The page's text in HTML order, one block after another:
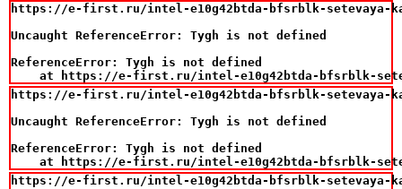
https://e-first.ru/intel-e10g42btda-bfsrblk-setevaya-
Uncaught ReferenceError: Tygh is not defined
ReferenceError: Tygh is not defined
at https://e-first.ru/intel-e10g42btda-bfsrblk-
https://e-first.ru/intel-e10g42btda-bfsrblk-setevaya-
Uncaught ReferenceError: Tygh is not defined
ReferenceError: Tygh is not defined
at https://e-first.ru/intel-e10g42btda-bfsrblk-
https://e-first.ru/intel-e10g42btda-bfsrblk-setevaya-